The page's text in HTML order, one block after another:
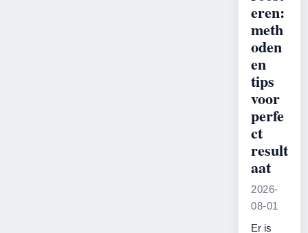
eren:
meth
oden
en
tips
voor
perfe
ct
result
aat
2026-
08-01
Er is